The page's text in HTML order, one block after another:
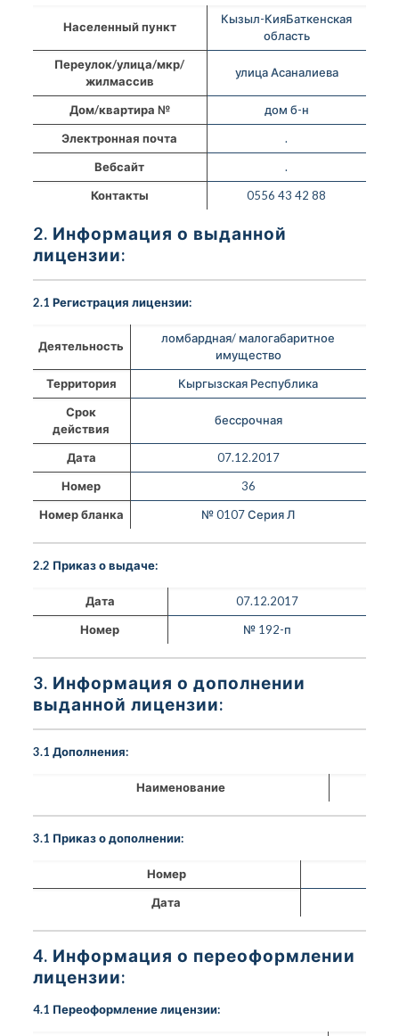
Населенный пункт
Кызыл-КияБаткенская
область
Переулок/улица/мкр/
жилмассив
улица Асаналиева
Дом/квартира №
дом б-н
Электронная почта
.
Вебсайт
.
Контакты
0556 43 42 88
2. Информация о выданной
лицензии:
2.1 Регистрация лицензии:
Деятельность
ломбардная/ малогабаритное
имущество
Территория
Кыргызская Республика
Срок
действия
бессрочная
Дата
07.12.2017
Номер
36
Номер бланка
№ 0107 Серия Л
2.2 Приказ о выдаче:
Дата
07.12.2017
Номер
№ 192-п
3. Информация о дополнении
выданной лицензии:
3.1 Дополнения:
Наименование
3.1 Приказ о дополнении:
Номер
Дата
4. Информация о переоформлении
лицензии:
4.1 Переоформление лицензии: